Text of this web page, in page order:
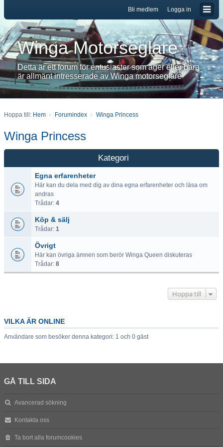
Logga in
Bli medlem
Winga Motorseglare
Detta är ett forum för entusiaster som äger eller bara
är allmänt intresserade av Winga motorseglare
Hoppa till: Hem Forumindex Winga Princess
Winga Princess
Kategori
Egna erfarenheter
Här kan du dela med dig av dina egna erfarenheter och läsa om
andras
Trådar: 4
Köp & sälj
Trådar: 1
Övrigt
Här kan övriga ämnen som berör Winga Queen diskuteras
Trådar: 8
Hoppa till
VILKA ÄR ONLINE
Användare som besöker denna kategori: 1 och 0 gäst
GÅ TILL SIDA
Avancerad sökning
Kontakta oss
Ta bort alla forumcookies